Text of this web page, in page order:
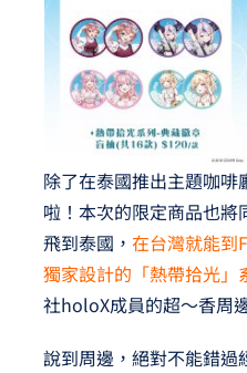
除了在泰國推出主題咖
啦！本次的限定商品也
飛到泰國， 在台灣就能到
獨家設計的「熱帶拾光」
社holoX成員的超～香周
說到周邊，絕對不能錯過